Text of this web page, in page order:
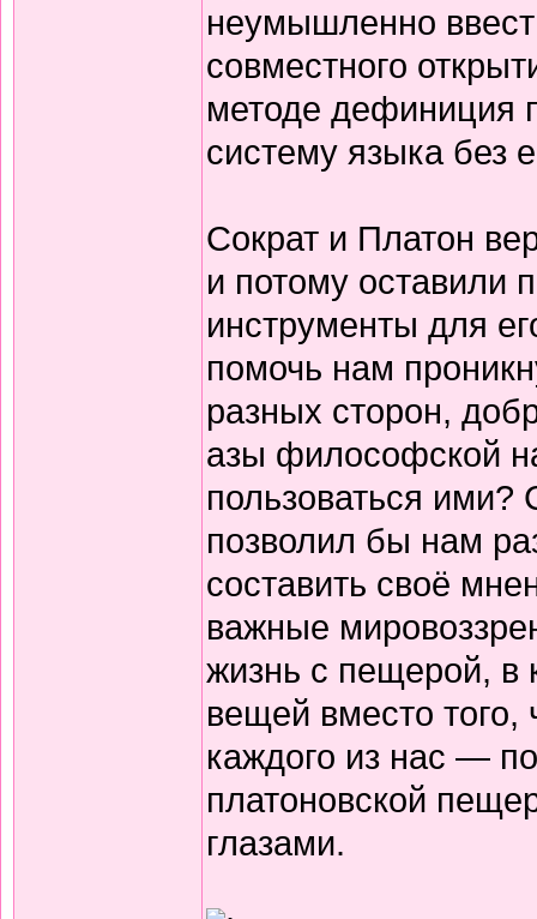
неумышленно
совместного
методе дефиниция
систему языка без
Сократ и Платон
и потому оставили
инструменты для
помочь нам
разных сторон,
азы философской
пользоваться ими?
позволил бы нам
составить своё
важные
жизнь с пещерой, в
вещей вместо того,
каждого из нас —
платоновской
глазами.